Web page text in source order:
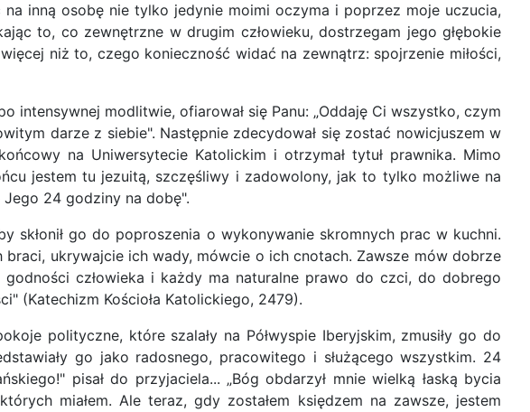
inną osobę nie tylko jedynie moimi oczyma i poprzez moje uczucia,
to, co zewnętrzne w drugim człowieku, dostrzegam jego głębokie
niż to, czego konieczność widać na zewnątrz: spojrzenie miłości,
intensywnej modlitwie, ofiarował się Panu: „Oddaję Ci wszystko, czym
darze z siebie". Następnie zdecydował się zostać nowicjuszem w
na Uniwersytecie Katolickim i otrzymał tytuł prawnika. Mimo
jestem tu jezuitą, szczęśliwy i zadowolony, jak to tylko możliwe na
24 godziny na dobę".
skłonił go do poproszenia o wykonywanie skromnych prac w kuchni.
ukrywajcie ich wady, mówcie o ich cnotach. Zawsze mów dobrze
godności człowieka i każdy ma naturalne prawo do czci, do dobrego
(Katechizm Kościoła Katolickiego, 2479).
polityczne, które szalały na Półwyspie Iberyjskim, zmusiły go do
go jako radosnego, pracowitego i służącego wszystkim. 24
pisał do przyjaciela... „Bóg obdarzył mnie wielką łaską bycia
miałem. Ale teraz, gdy zostałem księdzem na zawsze, jestem